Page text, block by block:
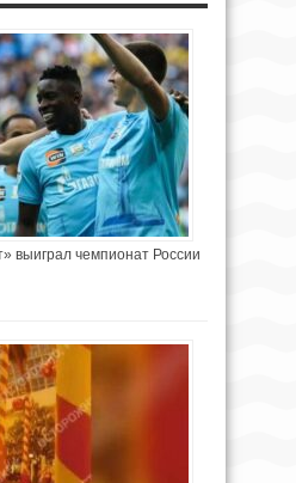
выиграл чемпионат России